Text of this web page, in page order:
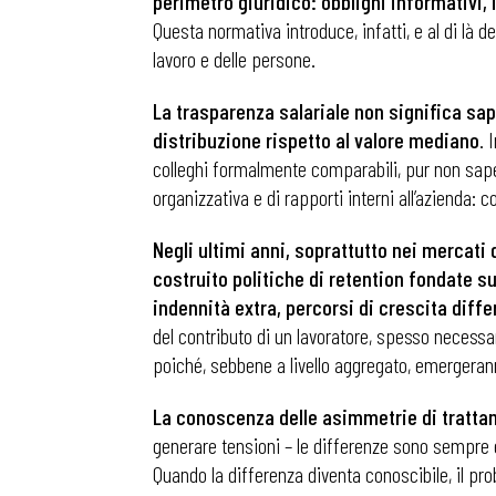
Questa normativa introduce, infatti, e al di là
lavoro e delle persone.
La trasparenza salariale non significa
distribuzione rispetto al valore mediano.
colleghi formalmente comparabili, pur non
organizzativa e di rapporti interni all’azienda:
Negli ultimi anni, soprattutto nei mercati
costruito politiche di retention fondate
indennità extra, percorsi di crescita
del contributo di un lavoratore, spesso
poiché, sebbene a livello aggregato,
La conoscenza delle asimmetrie di
generare tensioni – le differenze sono
Quando la differenza diventa conoscibile, il